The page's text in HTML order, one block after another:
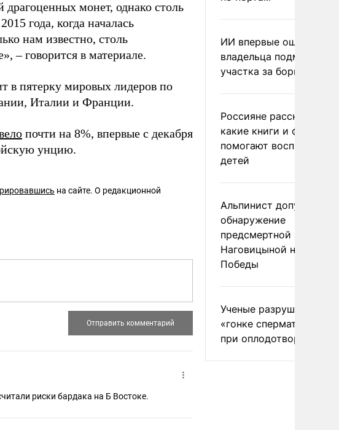
драгоценных монет, однако столь
года, когда началась
нам известно, столь
– говорится в материале.
в пятерку мировых лидеров по
Италии и Франции.
почти на 8%, впервые с декабря
унцию.
на сайте. О редакционной
риски бардака на Б Востоке.
ИИ впервые
владельца
участка за борщевик
Россияне рассказали,
какие книги и фильмы
помогают воспитывать
детей
Альпинист допустил
обнаружение
предсмертной записки
Наговицыной на пике
Победы
Ученые разрушили миф
«гонке
при оплодотворении